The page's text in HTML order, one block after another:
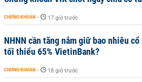
CHỨNG KHOÁN - 17 giờ trước
NHNN cần tăng nắm giữ bao nhiêu
tối thiểu 65% VietinBank?
CHỨNG KHOÁN - 18 giờ trước